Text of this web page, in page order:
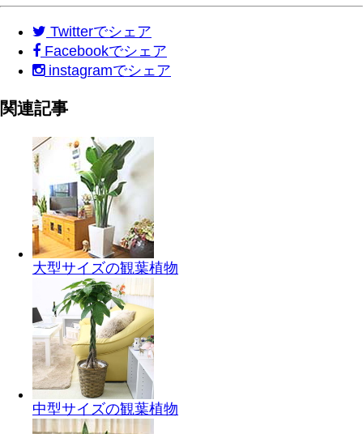
Twitterでシェア
Facebookでシェア
instagramでシェア
関連記事
大型サイズの観葉植物
中型サイズの観葉植物